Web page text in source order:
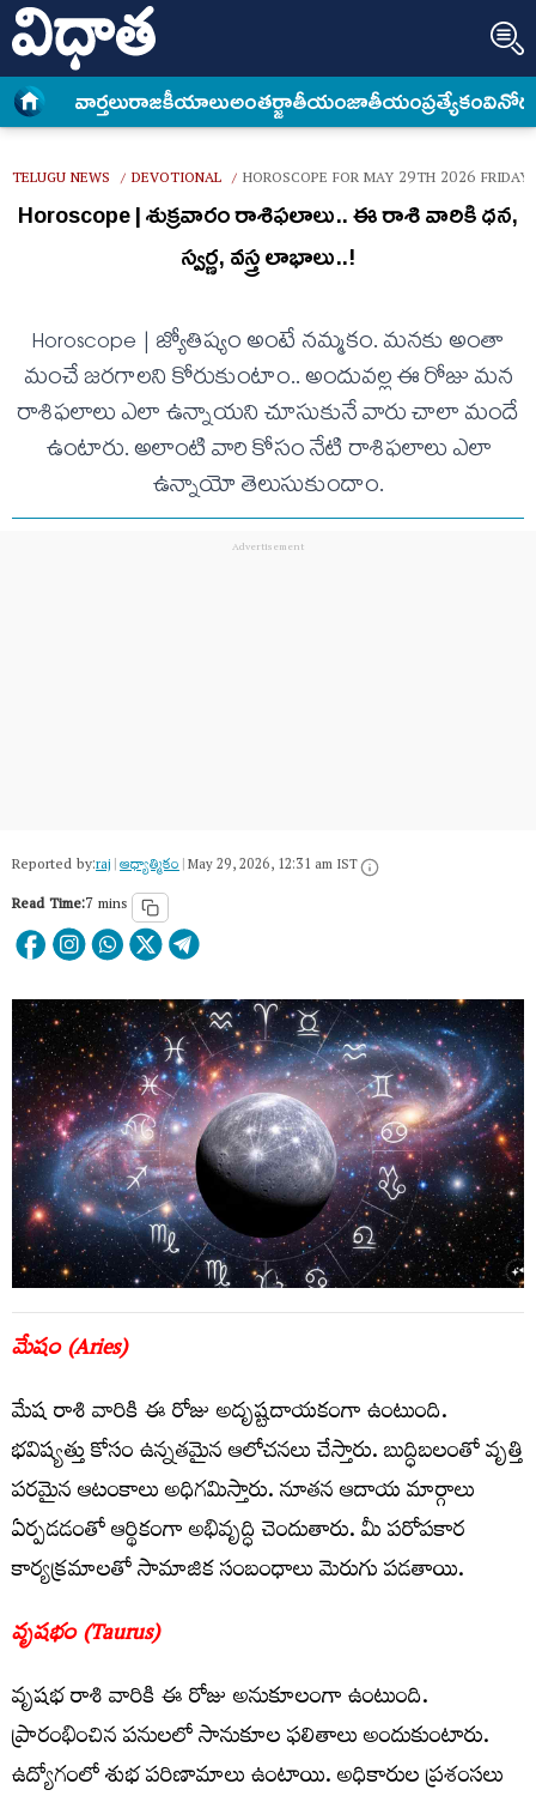
వార్త‌లురాజకీయాలుఅంత‌ర్జాతీయంజాతీయంప్రత్యేకం
TELUGU NEWS / DEVOTIONAL / HOROSCOPE FOR MAY 29TH 2026 FRIDAY
Horoscope | శుక్ర‌వారం రాశిఫ‌లాలు.. ఈ రాశి వారికి ధన,
స్వర్ణ, వస్త్ర లాభాలు..!
Horoscope | జ్యోతిష్యం అంటే న‌మ్మ‌కం. మ‌న‌కు అంతా
మంచే జ‌ర‌గాల‌ని కోరుకుంటాం.. అందువ‌ల్ల ఈ రోజు మ‌న
రాశిఫ‌లాలు ఎలా ఉన్నాయ‌ని చూసుకునే వారు చాలా మందే
ఉంటారు. అలాంటి వారి కోసం నేటి రాశిఫ‌లాలు ఎలా
ఉన్నాయో తెలుసుకుందాం.
Reported by:raj|ఆధ్యాత్మికం|May 29, 2026, 12:31 am IST
Read Time:7 mins
మేషం (Aries)
మేష రాశి వారికి ఈ రోజు అదృష్టదాయకంగా ఉంటుంది.
భవిష్యత్తు కోసం ఉన్నతమైన ఆలోచనలు చేస్తారు. బుద్ధిబలంతో వృత్తి
పరమైన ఆటంకాలు అధిగమిస్తారు. నూతన ఆదాయ మార్గాలు
ఏర్పడడంతో ఆర్థికంగా అభివృద్ధి చెందుతారు. మీ పరోపకార
కార్యక్రమాలతో సామాజిక సంబంధాలు మెరుగు పడతాయి.
వృషభం (Taurus)
వృషభ రాశి వారికి ఈ రోజు అనుకూలంగా ఉంటుంది.
ప్రారంభించిన పనులలో సానుకూల ఫలితాలు అందుకుంటారు.
ఉద్యోగంలో శుభ పరిణామాలు ఉంటాయి. అధికారుల ప్రశంసలు